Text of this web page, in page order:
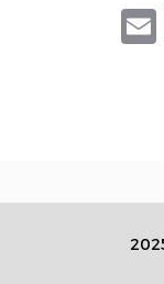
WhatsApp